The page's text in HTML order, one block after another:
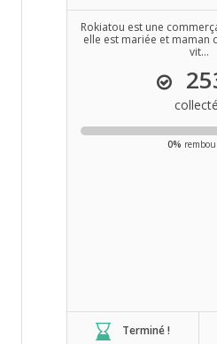
Rokiatou est une
elle est mariée et maman
vit...
0%
Terminé !